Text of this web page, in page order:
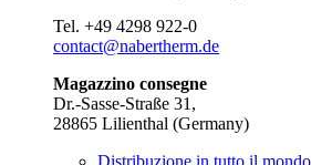
Tel. +49 4298 922-0
contact@nabertherm.de
Magazzino consegne
Dr.-Sasse-Straße 31,
28865 Lilienthal (Germany)
Distribuzione in tutto il mondo